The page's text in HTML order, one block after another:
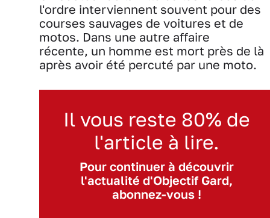
l'ordre interviennent souvent pour des
courses sauvages de voitures et de
motos. Dans une autre affaire
récente, un homme est mort près de là
après avoir été percuté par une moto.
Il vous reste 80% de
l'article à lire.
Pour continuer à découvrir
l'actualité d'Objectif Gard,
abonnez-vous !